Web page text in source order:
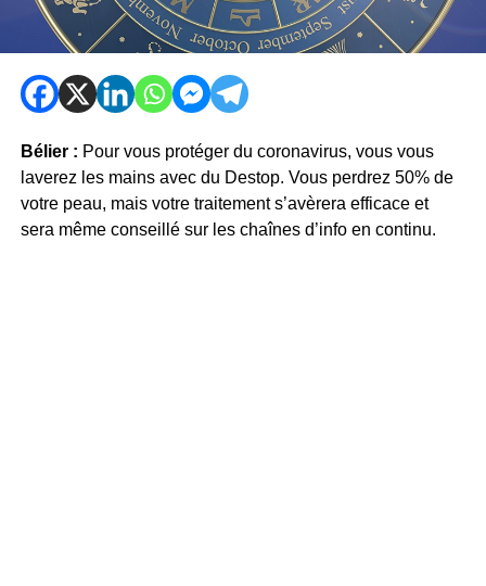
Bélier : Pour vous protéger du coronavirus, vous vous
laverez les mains avec du Destop. Vous perdrez 50% de
votre peau, mais votre traitement s’avèrera efficace et
sera même conseillé sur les chaînes d’info en continu.